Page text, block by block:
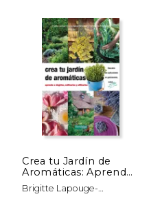
15%
dcto.
$ 155.00
$ 131.75
Crea tu Jardín de
Aromáticas: Aprende
a Elegirlas, Cultivarlas
y Utilizarlas (Guías
Brigitte Lapouge-